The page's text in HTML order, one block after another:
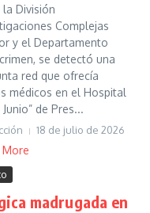
la División
Complejas
y el Departamento
se detectó una
red que ofrecía
médicos en el Hospital
Junio” de Pres...
18 de julio de 2026
More
madrugada en